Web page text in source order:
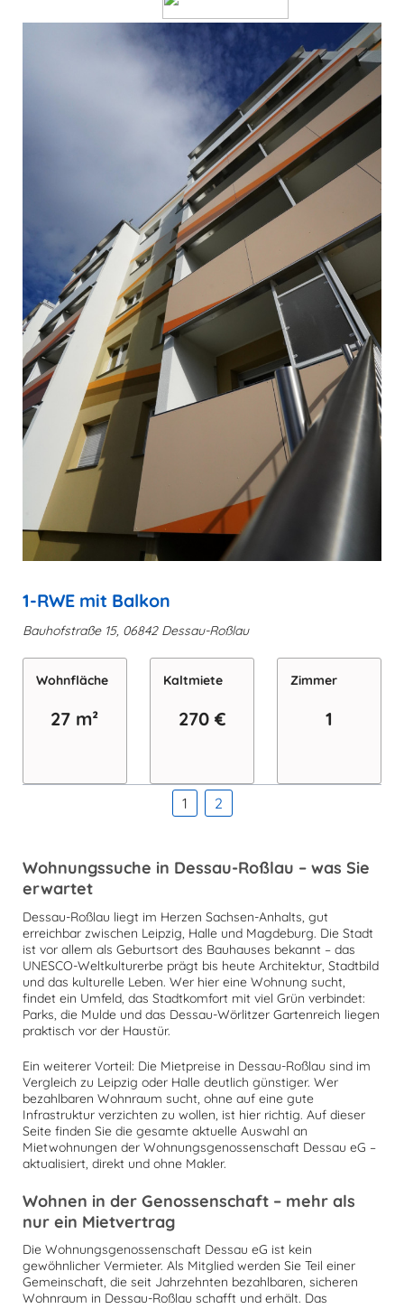
1-RWE mit Balkon
Bauhofstraße 15, 06842 Dessau-Roßlau
Wohn­fläche
27 m²
Kaltmiete
270 €
Zimmer
1
1 2
Wohnungssuche in Dessau-Roßlau – was Sie
erwartet
Dessau-Roßlau liegt im Herzen Sachsen-Anhalts, gut
erreichbar zwischen Leipzig, Halle und Magdeburg. Die Stadt
ist vor allem als Geburtsort des Bauhauses bekannt – das
UNESCO-Weltkulturerbe prägt bis heute Architektur, Stadtbild
und das kulturelle Leben. Wer hier eine Wohnung sucht,
findet ein Umfeld, das Stadtkomfort mit viel Grün verbindet:
Parks, die Mulde und das Dessau-Wörlitzer Gartenreich liegen
praktisch vor der Haustür.
Ein weiterer Vorteil: Die Mietpreise in Dessau-Roßlau sind im
Vergleich zu Leipzig oder Halle deutlich günstiger. Wer
bezahlbaren Wohnraum sucht, ohne auf eine gute
Infrastruktur verzichten zu wollen, ist hier richtig. Auf dieser
Seite finden Sie die gesamte aktuelle Auswahl an
Mietwohnungen der Wohnungsgenossenschaft Dessau eG –
aktualisiert, direkt und ohne Makler.
Wohnen in der Genossenschaft – mehr als
nur ein Mietvertrag
Die Wohnungsgenossenschaft Dessau eG ist kein
gewöhnlicher Vermieter. Als Mitglied werden Sie Teil einer
Gemeinschaft, die seit Jahrzehnten bezahlbaren, sicheren
Wohnraum in Dessau-Roßlau schafft und erhält. Das